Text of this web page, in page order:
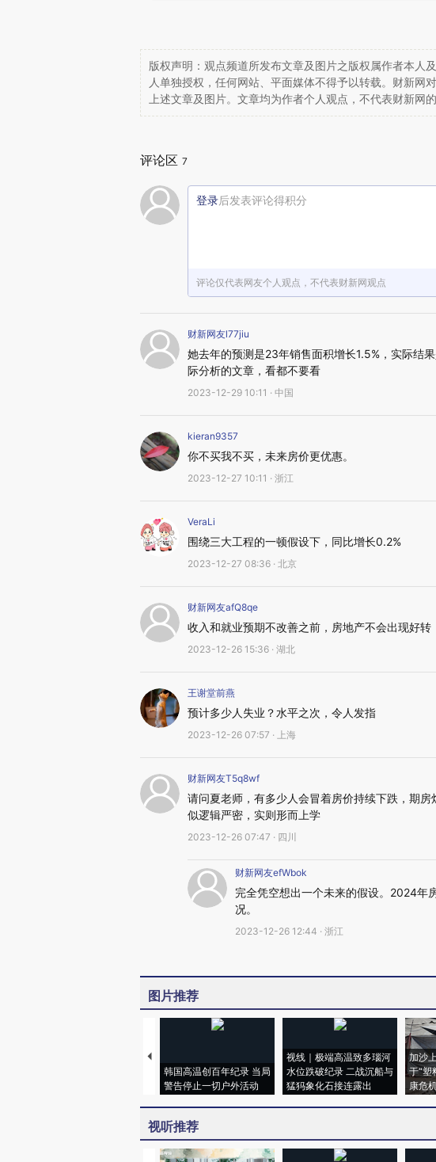
版权声明：观点频道所发布文章及图片之版权属作者本人
人单独授权，任何网站、平面媒体不得予以转载。财新网
上述文章及图片。文章均为作者个人观点，不代表财新网的
评论区 7
登录后发表评论得积分
评论仅代表网友个人观点，不代表财新网观点
财新网友l77jiu
她去年的预测是23年销售面积增长1.5%，实际结
际分析的文章，看都不要看
2023-12-29 10:11 · 中国
kieran9357
你不买我不买，未来房价更优惠。
2023-12-27 10:11 · 浙江
VeraLi
围绕三大工程的一顿假设下，同比增长0.2%
2023-12-27 08:36 · 北京
财新网友afQ8qe
收入和就业预期不改善之前，房地产不会出现好转
2023-12-26 15:36 · 湖北
王谢堂前燕
预计多少人失业？水平之次，令人发指
2023-12-26 07:57 · 上海
财新网友T5q8wf
请问夏老师，有多少人会冒着房价持续下跌，期
似逻辑严密，实则形而上学
2023-12-26 07:47 · 四川
财新网友efWbok
完全凭空想出一个未来的假设。2024年
况。
2023-12-26 12:44 · 浙江
图片推荐
韩国高温创百年纪录 当局
警告停止一切户外活动
视线｜极端高温致多瑙河
水位跌破纪录 二战沉船与
猛犸象化石接连露出
加沙
于“塑
康危
视听推荐